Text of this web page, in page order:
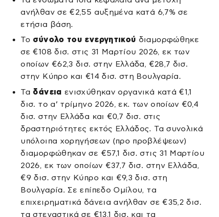
ανήλθαν σε €2,55 αυξημένα κατά 6,7% σε
ετήσια βάση.
To σύνολο του ενεργητικού διαμορφώθηκε
σε €108 δισ. στις 31 Μαρτίου 2026, εκ των
οποίων €62,3 δισ. στην Ελλάδα, €28,7 δισ.
στην Κύπρο και €14 δισ. στη Βουλγαρία.
Τα δάνεια ενισχύθηκαν οργανικά κατά €1,1
δισ. το α’ τρίμηνο 2026, εκ. των οποίων €0,4
δισ. στην Ελλάδα και €0,7 δισ. στις
δραστηριότητες εκτός Ελλάδος. Τα συνολικά
υπόλοιπα χορηγήσεων (προ προβλέψεων)
διαμορφώθηκαν σε €57,1 δισ. στις 31 Μαρτίου
2026, εκ των οποίων €37,7 δισ. στην Ελλάδα,
€9 δισ. στην Κύπρο και €9,3 δισ. στη
Βουλγαρία. Σε επίπεδο Ομίλου, τα
επιχειρηματικά δάνεια ανήλθαν σε €35,2 δισ.
τα στεγαστικά σε €13,1 δισ. και τα